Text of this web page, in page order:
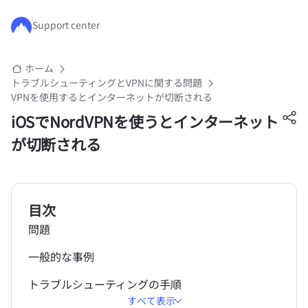
メインコンテンツにスキップ
Support center
ホーム
トラブルシューティングとVPNに関する問題
VPNを使用するとインターネットが切断される
iOSでNordVPNを使うとインターネット
が切断される
目次
問題
一般的な事例
トラブルシューティングの手順
すべて表示